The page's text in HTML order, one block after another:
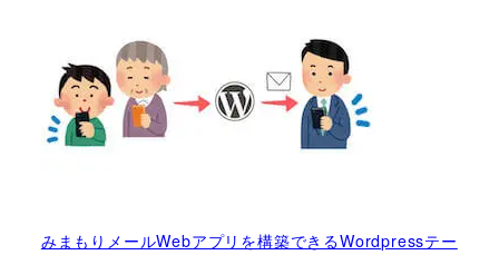
みまもりメールWebアプリを構築できるWordpressテー